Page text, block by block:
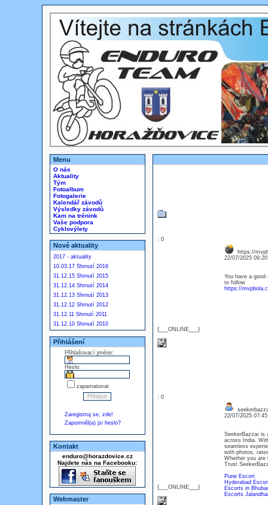
Menu
O nás
Aktuality
Tým
Fotoalbum
Fotogalerie
Kalendář závodů
Výsledky závodů
Kam na trénink
Vaše podpora
Cyklovýlety
Nové aktuality
2017 - aktuality
10.03.17 Shrnutí 2016
31.12.15 Shrnutí 2015
31.12.14 Shrnutí 2014
31.12.13 Shrnutí 2013
31.12.12 Shrnutí 2012
31.12.11 Shrnutí 2011
31.12.10 Shrnutí 2010
Přihlášení
Přihlašovací jméno:
Heslo:
zapamatovat
Zaregistruj se, zde!
Zapomněl(a) jsi heslo?
Kontakt
enduro@horazdovice.cz
Najdete nás na Facebooku:
Webmaster
: 0
{___ONLINE___}
https://
22/07/2025
You have a
to follow
https://
: 0
{___ONLINE___}
22/07/2025
SeekerBazzar is
across India.
seamless
with photos,
Whether you are
Trust
Pune Escort
Hyderabad
Escorts in
Escorts